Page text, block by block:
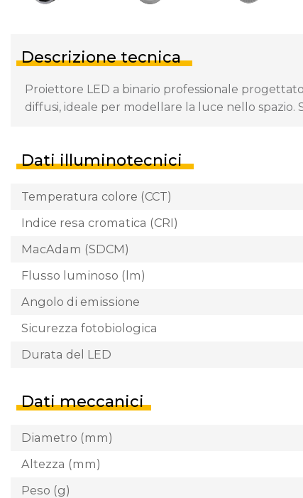
Descrizione tecnica
Proiettore LED a binario professionale
diffusi, ideale per modellare la luce nello
Dati illuminotecnici
Temperatura colore (CCT)
Indice resa cromatica (CRI)
MacAdam (SDCM)
Flusso luminoso (lm)
Angolo di emissione
Sicurezza fotobiologica
Durata del LED
Dati meccanici
Diametro (mm)
Altezza (mm)
Peso (g)